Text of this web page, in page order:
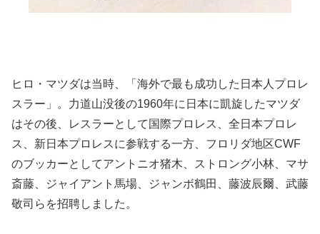
ヒロ・マツダは当時、「海外で最も成功した日本人プロレ
スラー」。力道山没後の1960年に日本に凱旋したマツダ
はその後、レスラーとして国際プロレス、全日本プロレ
ス、新日本プロレスに参戦する一方、フロリダ地区CWF
のブッカーとしてアントニオ猪木、ストロング小林、マサ
斎藤、ジャイアント馬場、ジャンボ鶴田、藤波辰爾、武藤
敬司らを招聘しました。